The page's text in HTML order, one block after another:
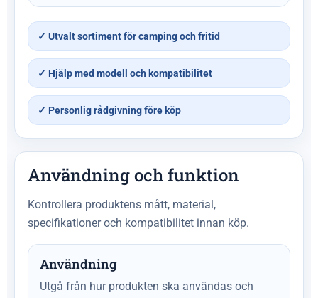
✓ Utvalt sortiment för camping och fritid
✓ Hjälp med modell och kompatibilitet
✓ Personlig rådgivning före köp
Användning och funktion
Kontrollera produktens mått, material,
specifikationer och kompatibilitet innan köp.
Användning
Utgå från hur produkten ska användas och